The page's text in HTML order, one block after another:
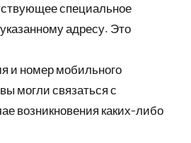
специальное
адресу. Это
и номер мобильного
могли связаться с
возникновения каких-либо